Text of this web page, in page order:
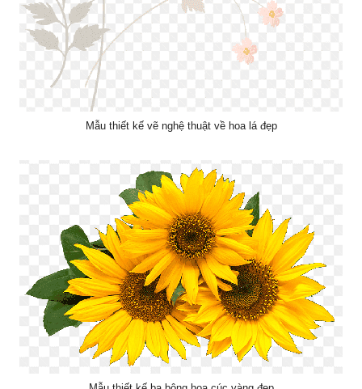
Mẫu thiết kế vẽ nghệ thuật về hoa lá đẹp
Mẫu thiết kế ba bông hoa cúc vàng đẹp